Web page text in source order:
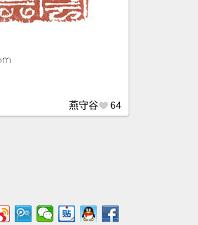
燕守谷
64